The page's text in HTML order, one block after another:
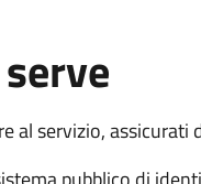
al servizio, assicurati